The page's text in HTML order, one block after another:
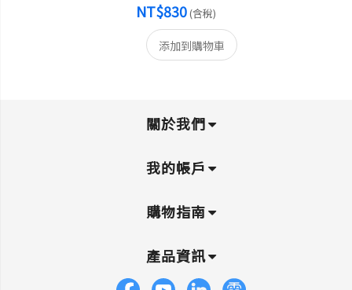
NT$830(含稅)
添加到購物車
關於我們
我的帳戶
購物指南
產品資訊